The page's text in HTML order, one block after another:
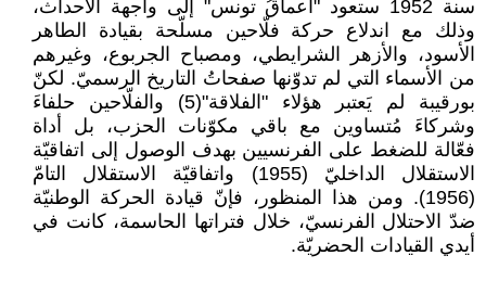
سنة 1952 ستعود "أعماقُ تونس" إلى واجهة الأحداث،
وذلك مع اندلاع حركة فلّاحين مسلّحة بقيادة الطاهر
الأسود، والأزهر الشرايطي، ومصباح الجربوع، وغيرهم
من الأسماء التي لم تدوّنها صفحاتُ التاريخ الرسميّ. لكنّ
بورقيبة لم يَعتبر هؤلاء "الفلاقة"(5) والفلّاحين حلفاءَ
وشركاءَ مُتساوين مع باقي مكوّنات الحزب، بل أداة
فعّالة للضغط على الفرنسيين بهدف الوصول إلى اتفاقيّة
الاستقلال الداخليّ (1955) واتفاقيّة الاستقلال التامّ
(1956). ومن هذا المنظور، فإنّ قيادة الحركة الوطنيّة
ضدّ الاحتلال الفرنسيّ، خلال فتراتها الحاسمة، كانت في
أيدي القيادات الحضريّة.